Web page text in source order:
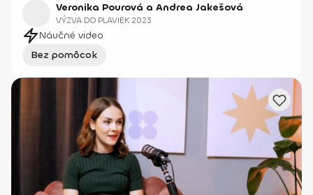
Veronika Pourová a Andrea Jakešová
VÝZVA DO PLAVIEK 2023
Náučné video
Bez pomôcok